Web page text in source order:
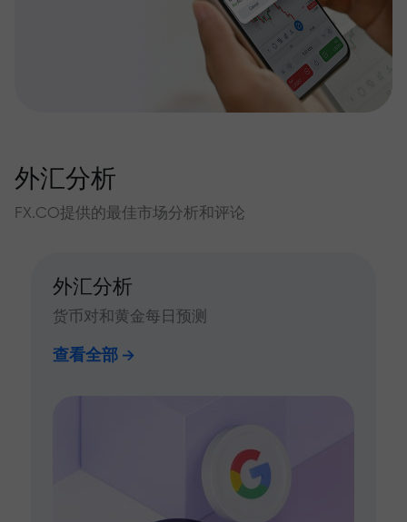
外汇分析
FX.CO提供的最佳市场分析和评论
外汇分析
货币对和黄金每日预测
查看全部